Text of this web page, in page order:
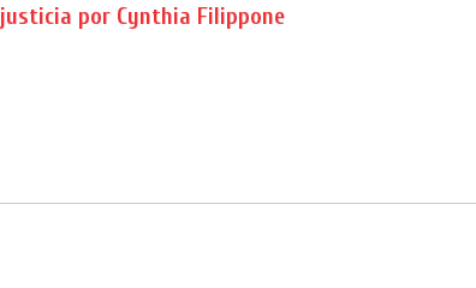
por Cynthia Filippone